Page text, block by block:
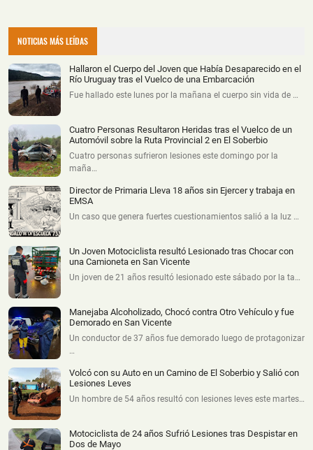
NOTICIAS MÁS LEÍDAS
Hallaron el Cuerpo del Joven que Había Desaparecido en el
Río Uruguay tras el Vuelco de una Embarcación
Fue hallado este lunes por la mañana el cuerpo sin vida de …
Cuatro Personas Resultaron Heridas tras el Vuelco de un
Automóvil sobre la Ruta Provincial 2 en El Soberbio
Cuatro personas sufrieron lesiones este domingo por la
maña…
Director de Primaria Lleva 18 años sin Ejercer y trabaja en
EMSA
Un caso que genera fuertes cuestionamientos salió a la luz …
Un Joven Motociclista resultó Lesionado tras Chocar con
una Camioneta en San Vicente
Un joven de 21 años resultó lesionado este sábado por la ta…
Manejaba Alcoholizado, Chocó contra Otro Vehículo y fue
Demorado en San Vicente
Un conductor de 37 años fue demorado luego de protagonizar
…
Volcó con su Auto en un Camino de El Soberbio y Salió con
Lesiones Leves
Un hombre de 54 años resultó con lesiones leves este martes…
Motociclista de 24 años Sufrió Lesiones tras Despistar en
Dos de Mayo